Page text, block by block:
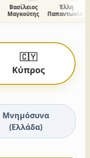
Βασίλειος
Μαγκούτης
Έλλη
Παπαντωνίου
🇨🇾
Κύπρος
Μνημόσυνα
(Ελλάδα)